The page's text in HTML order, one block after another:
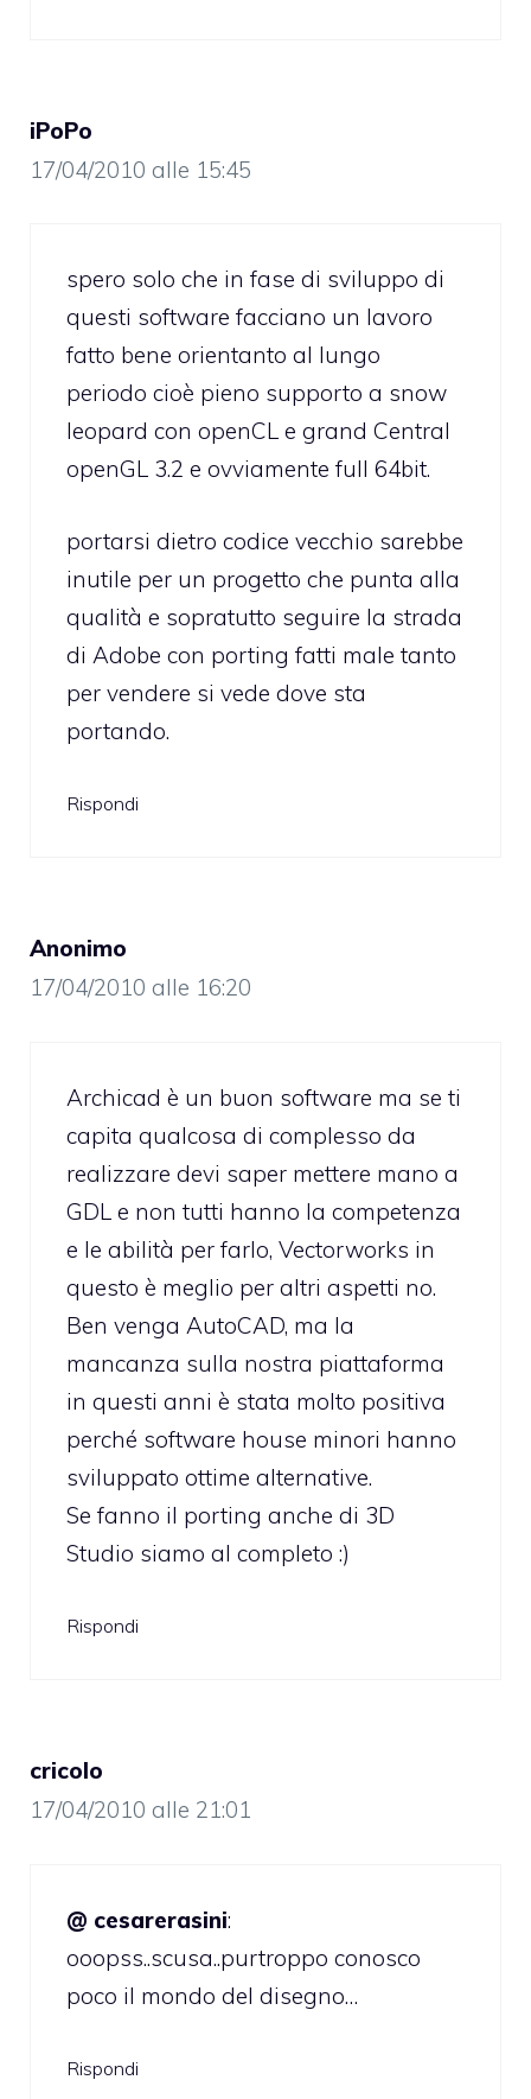
iPoPo
17/04/2010 alle 15:45
spero solo che in fase di sviluppo di
questi software facciano un lavoro
fatto bene orientanto al lungo
periodo cioè pieno supporto a snow
leopard con openCL e grand Central
openGL 3.2 e ovviamente full 64bit.
portarsi dietro codice vecchio sarebbe
inutile per un progetto che punta alla
qualità e sopratutto seguire la strada
di Adobe con porting fatti male tanto
per vendere si vede dove sta
portando.
Rispondi
Anonimo
17/04/2010 alle 16:20
Archicad è un buon software ma se ti
capita qualcosa di complesso da
realizzare devi saper mettere mano a
GDL e non tutti hanno la competenza
e le abilità per farlo, Vectorworks in
questo è meglio per altri aspetti no.
Ben venga AutoCAD, ma la
mancanza sulla nostra piattaforma
in questi anni è stata molto positiva
perché software house minori hanno
sviluppato ottime alternative.
Se fanno il porting anche di 3D
Studio siamo al completo :)
Rispondi
cricolo
17/04/2010 alle 21:01
@ cesarerasini:
ooopss..scusa..purtroppo conosco
poco il mondo del disegno…
Rispondi